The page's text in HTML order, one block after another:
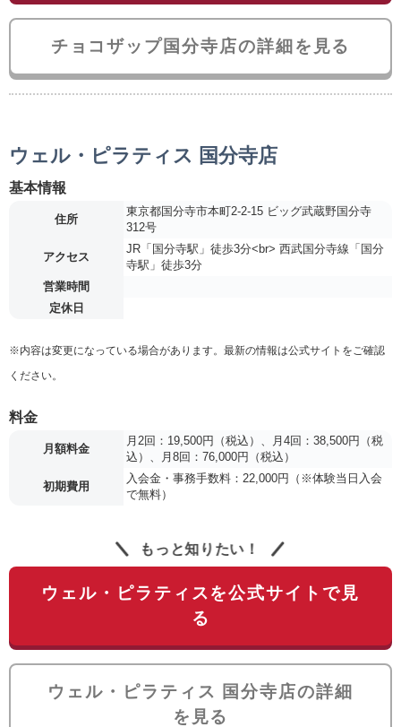
チョコザップ国分寺店の詳細を見る
ウェル・ピラティス 国分寺店
基本情報
住所
東京都国分寺市本町2-2-15 ビッグ武蔵野国分寺
312号
アクセス
JR「国分寺駅」徒歩3分<br> 西武国分寺線「国分
寺駅」徒歩3分
営業時間
定休日
※内容は変更になっている場合があります。最新の情報は公式サイトをご確認
ください。
料金
月額料金
月2回：19,500円（税込）、月4回：38,500円（税
込）、月8回：76,000円（税込）
初期費用
入会金・事務手数料：22,000円（※体験当日入会
で無料）
もっと知りたい！
ウェル・ピラティスを公式サイトで見
る
ウェル・ピラティス 国分寺店の詳細
を見る